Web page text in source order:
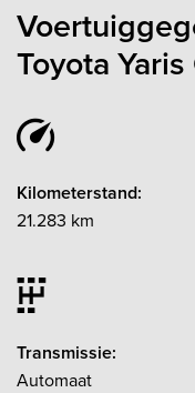
Toyota
Kilometerstand:
21.283 km
Transmissie:
Automaat